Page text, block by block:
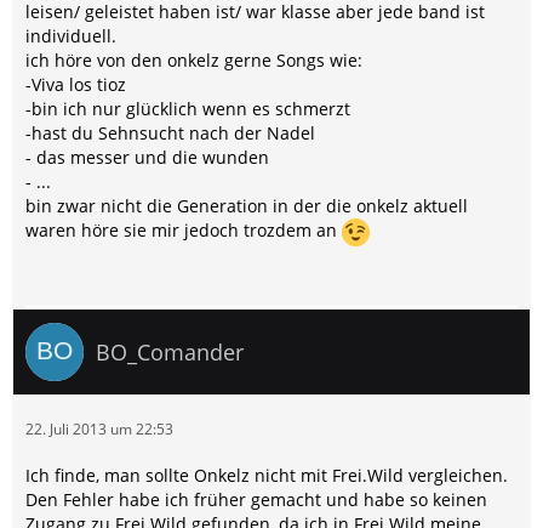
leisen/ geleistet haben ist/ war klasse aber jede band ist
individuell.
ich höre von den onkelz gerne Songs wie:
-Viva los tioz
-bin ich nur glücklich wenn es schmerzt
-hast du Sehnsucht nach der Nadel
- das messer und die wunden
- ...
bin zwar nicht die Generation in der die onkelz aktuell
waren höre sie mir jedoch trozdem an
BO_Comander
22. Juli 2013 um 22:53
Ich finde, man sollte Onkelz nicht mit Frei.Wild vergleichen.
Den Fehler habe ich früher gemacht und habe so keinen